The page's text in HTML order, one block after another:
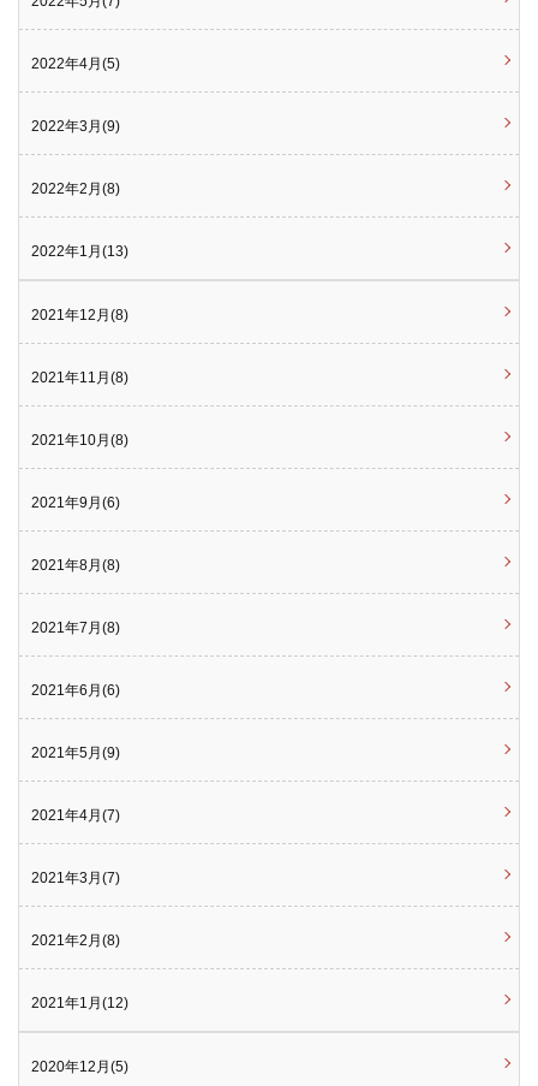
2022年4月(5)
2022年3月(9)
2022年2月(8)
2022年1月(13)
2021年12月(8)
2021年11月(8)
2021年10月(8)
2021年9月(6)
2021年8月(8)
2021年7月(8)
2021年6月(6)
2021年5月(9)
2021年4月(7)
2021年3月(7)
2021年2月(8)
2021年1月(12)
2020年12月(5)